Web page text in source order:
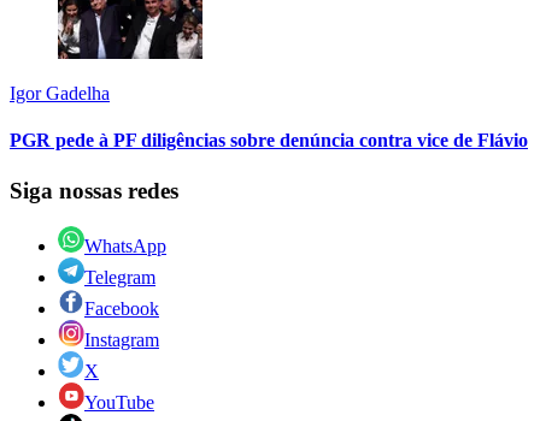
Igor Gadelha
PGR pede à PF diligências sobre denúncia contra vice de Flávio
Siga nossas redes
WhatsApp
Telegram
Facebook
Instagram
X
YouTube